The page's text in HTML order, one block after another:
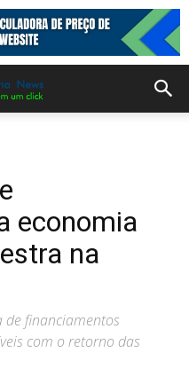
economia
na
de financiamentos
com o retorno das